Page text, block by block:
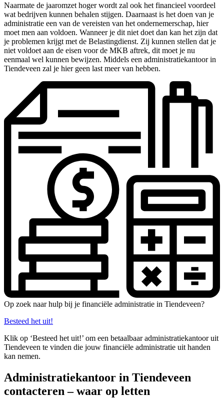
Naarmate de jaaromzet hoger wordt zal ook het financieel voordeel
wat bedrijven kunnen behalen stijgen. Daarnaast is het doen van je
administratie een van de vereisten van het ondernemerschap, hier
moet men aan voldoen. Wanneer je dit niet doet dan kan het zijn dat
je problemen krijgt met de Belastingdienst. Zij kunnen stellen dat je
niet voldoet aan de eisen voor de MKB aftrek, dit moet je nu
eenmaal wel kunnen bewijzen. Middels een administratiekantoor in
Tiendeveen zal je hier geen last meer van hebben.
Op zoek naar hulp bij je financiële administratie in Tiendeveen?
Besteed het uit!
Klik op ‘Besteed het uit!’ om een betaalbaar administratiekantoor uit
Tiendeveen te vinden die jouw financiële administratie uit handen
kan nemen.
Administratiekantoor in Tiendeveen
contacteren – waar op letten